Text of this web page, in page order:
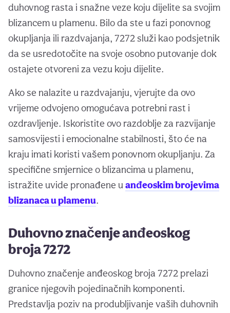
duhovnog rasta i snažne veze koju dijelite sa svojim
blizancem u plamenu. Bilo da ste u fazi ponovnog
okupljanja ili razdvajanja, 7272 služi kao podsjetnik
da se usredotočite na svoje osobno putovanje dok
ostajete otvoreni za vezu koju dijelite.
Ako se nalazite u razdvajanju, vjerujte da ovo
vrijeme odvojeno omogućava potrebni rast i
ozdravljenje. Iskoristite ovo razdoblje za razvijanje
samosvijesti i emocionalne stabilnosti, što će na
kraju imati koristi vašem ponovnom okupljanju. Za
specifične smjernice o blizancima u plamenu,
istražite uvide pronađene u anđeoskim brojevima
blizanaca u plamenu.
Duhovno značenje anđeoskog
broja 7272
Duhovno značenje anđeoskog broja 7272 prelazi
granice njegovih pojedinačnih komponenti.
Predstavlja poziv na produbljivanje vaših duhovnih